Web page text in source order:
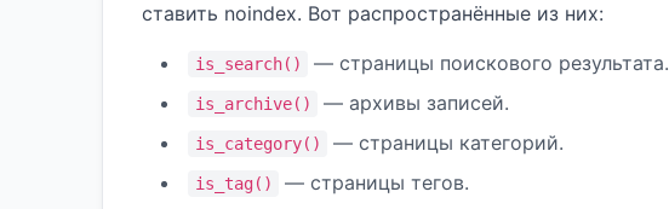
ставить noindex. Вот распространённые из них:
is_search() — страницы поискового результата.
is_archive() — архивы записей.
is_category() — страницы категорий.
is_tag() — страницы тегов.